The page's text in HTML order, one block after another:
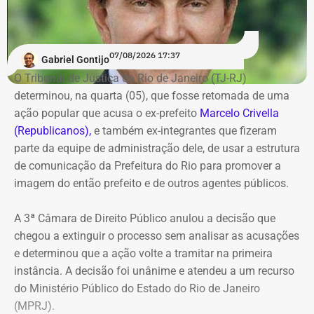
Gabriel Gontijo07/08/2026 17:37
O Tribunal de Justiça do Rio de Janeiro (TJ-RJ)
determinou, na quarta (05), que fosse retomada de uma
ação popular que acusa o ex-prefeito Marcelo Crivella
(Republicanos), e também ex-integrantes que fizeram
parte da equipe de administração dele, de usar a estrutura
de comunicação da Prefeitura do Rio para promover a
imagem do então prefeito e de outros agentes públicos.
A 3ª Câmara de Direito Público anulou a decisão que
chegou a extinguir o processo sem analisar as acusações
e determinou que a ação volte a tramitar na primeira
instância. A decisão foi unânime e atendeu a um recurso
do Ministério Público do Estado do Rio de Janeiro
(MPRJ).